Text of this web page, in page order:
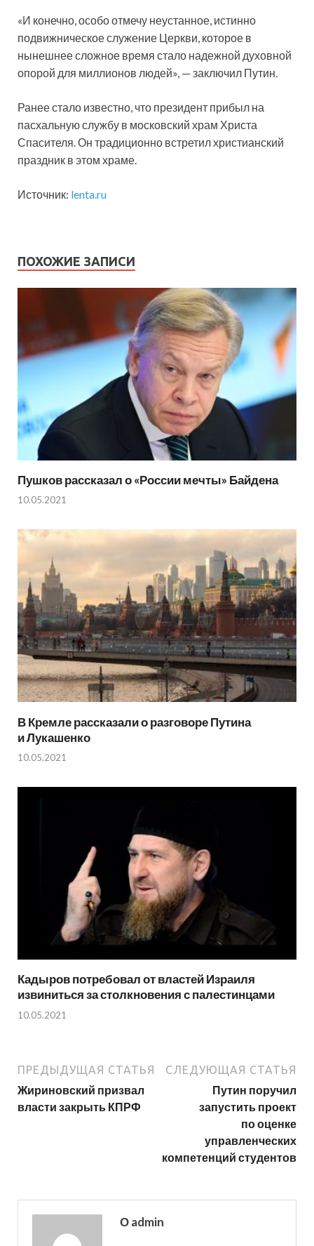
«И конечно, особо отмечу неустанное, истинно
подвижническое служение Церкви, которое в
нынешнее сложное время стало надежной духовной
опорой для миллионов людей», — заключил Путин.
Ранее стало известно, что президент прибыл на
пасхальную службу в московский храм Христа
Спасителя. Он традиционно встретил христианский
праздник в этом храме.
Источник: lenta.ru
ПОХОЖИЕ ЗАПИСИ
Пушков рассказал о «России мечты» Байдена
10.05.2021
В Кремле рассказали о разговоре Путина
и Лукашенко
10.05.2021
Кадыров потребовал от властей Израиля
извиниться за столкновения с палестинцами
10.05.2021
ПРЕДЫДУЩАЯ СТАТЬЯ
Жириновский призвал
власти закрыть КПРФ
СЛЕДУЮЩАЯ СТАТЬЯ
Путин поручил
запустить проект
по оценке
управленческих
компетенций студентов
О admin